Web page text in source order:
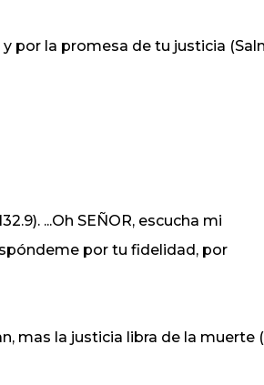
por la promesa de tu justicia
...Oh SEÑOR, escucha mi
por tu fidelidad, por
mas la justicia libra de la muerte